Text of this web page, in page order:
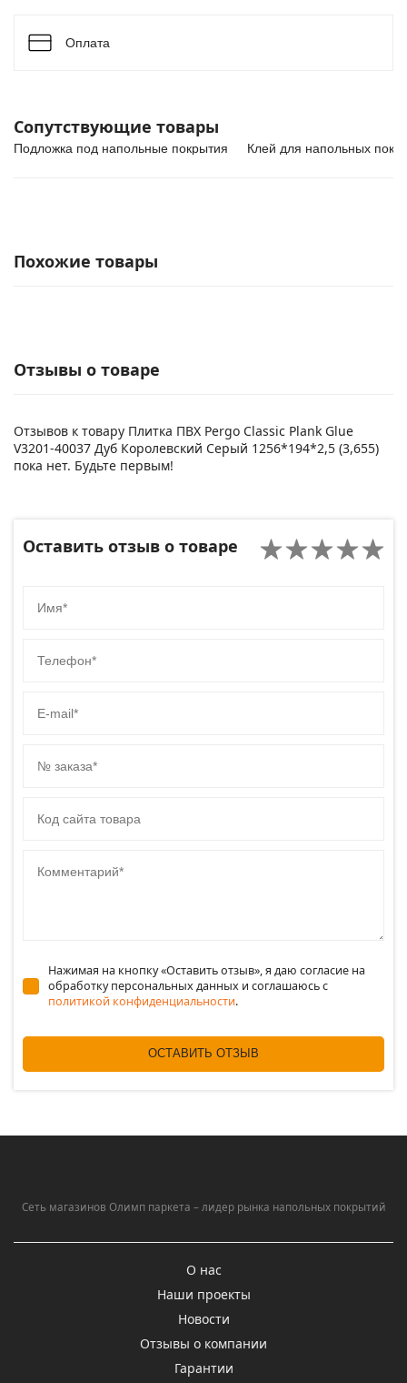
Оплата
Сопутствующие товары
Подложка под напольные покрытия Клей для напольных
Похожие товары
Отзывы о товаре
Отзывов к товару Плитка ПВХ Pergo Classic Plank Glue
V3201-40037 Дуб Королевский Серый 1256*194*2,5 (3,655)
пока нет. Будьте первым!
Оставить отзыв о товаре
Нажимая на кнопку «Оставить отзыв», я даю согласие на
обработку персональных данных и соглашаюсь c
политикой конфиденциальности.
ОСТАВИТЬ ОТЗЫВ
Сеть магазинов Олимп паркета – лидер рынка напольных покрытий
О нас
Наши проекты
Новости
Отзывы о компании
Гарантии